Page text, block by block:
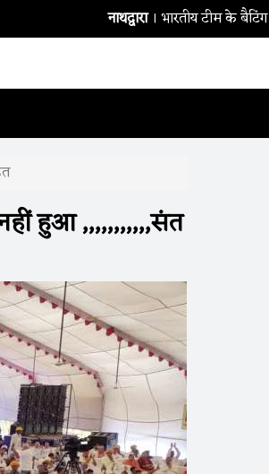
। भारतीय टीम के बैटिंग कोच
हुआ ,,,,,,,,,,,संत